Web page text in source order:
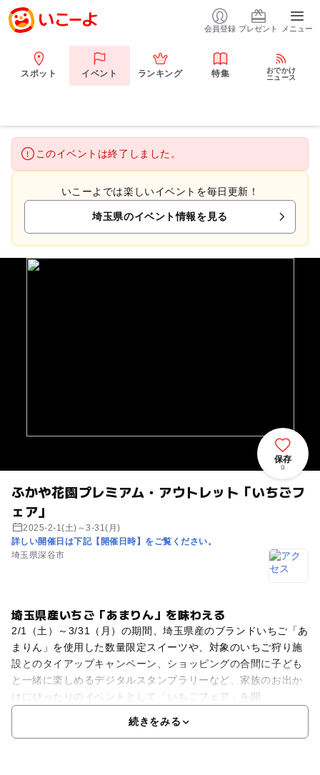
会員登録 プレゼント メニュー
スポット イベント ランキング 特集
おでかけ
ニュース
このイベントは終了しました。
いこーよでは楽しいイベントを毎日更新！
埼玉県のイベント情報を見る
ふかや花園プレミアム・アウトレット「いちごフ
ェア」
2025-2-1(土)～3-31(月)
詳しい開催日は下記【開催日時】をご覧ください。
埼玉県深谷市
保存
9
埼玉県産いちご「あまりん」を味わえる
2/1（土）～3/31（月）の期間、埼玉県産のブランドいちご「あ
まりん」を使用した数量限定スイーツや、対象のいちご狩り施
設とのタイアップキャンペーン、ショッピングの合間に子ども
と一緒に楽しめるデジタルスタンプラリーなど、家族のお出か
けにぴったりのイベントとして「いちごフェア」を開
続きをみる